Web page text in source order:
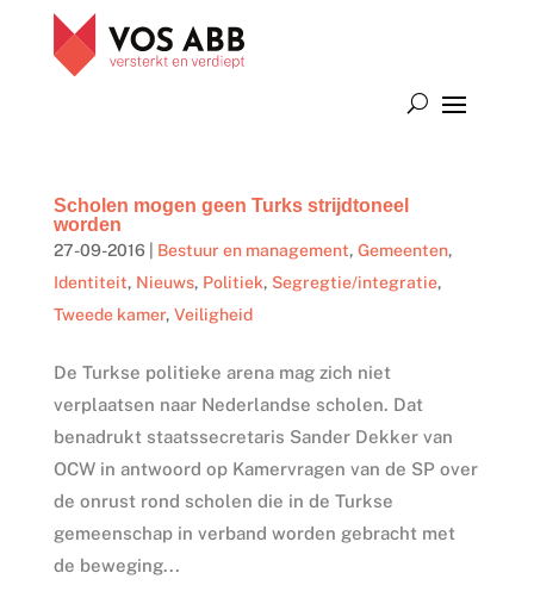
Scholen mogen geen Turks strijdtoneel
worden
27-09-2016| Bestuur en management, Gemeenten,
Identiteit, Nieuws, Politiek, Segregtie/integratie,
Tweede kamer, Veiligheid
De Turkse politieke arena mag zich niet
verplaatsen naar Nederlandse scholen. Dat
benadrukt staatssecretaris Sander Dekker van
OCW in antwoord op Kamervragen van de SP over
de onrust rond scholen die in de Turkse
gemeenschap in verband worden gebracht met
de beweging...